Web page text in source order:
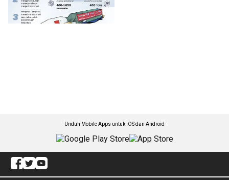
Unduh Mobile Apps untuk iOS dan Android